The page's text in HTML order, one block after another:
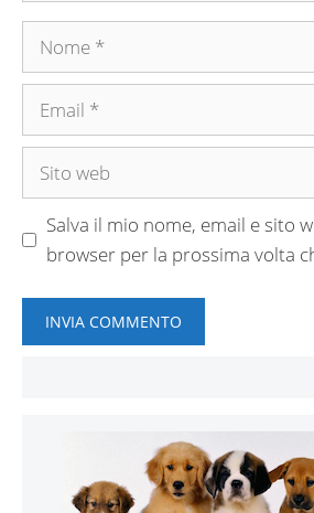
Nome
Email
Sito
Salva il mio nome, email e sito
browser per la prossima volta